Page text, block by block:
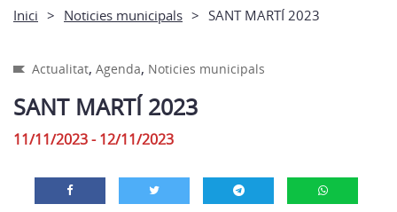
Inici Noticies municipals SANT MARTÍ 2023
Actualitat, Agenda, Noticies municipals
SANT MARTÍ 2023
11/11/2023 - 12/11/2023